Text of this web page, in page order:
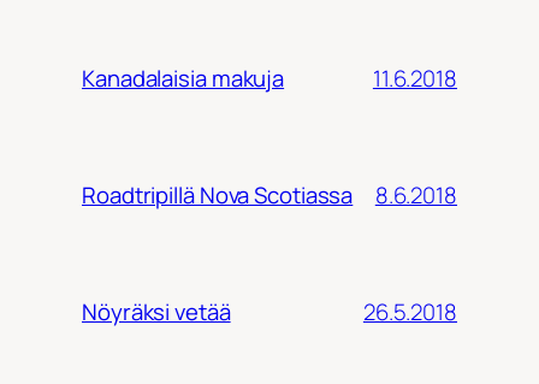
Kanadalaisia makuja 11.6.2018
Roadtripillä Nova Scotiassa 8.6.2018
Nöyräksi vetää 26.5.2018